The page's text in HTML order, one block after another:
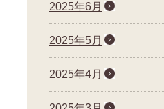
2025年6月
2025年5月
2025年4月